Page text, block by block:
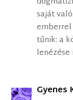
saját
tűnik: a
Gyenes